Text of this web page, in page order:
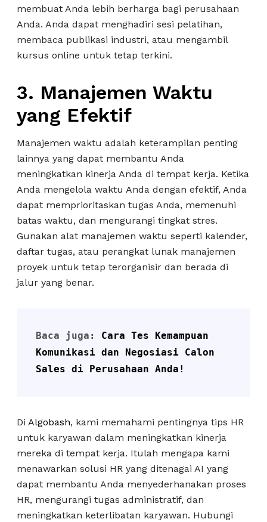
membuat Anda lebih berharga bagi perusahaan
Anda. Anda dapat menghadiri sesi pelatihan,
membaca publikasi industri, atau mengambil
kursus online untuk tetap terkini.
3. Manajemen Waktu
yang Efektif
Manajemen waktu adalah keterampilan penting
lainnya yang dapat membantu Anda
meningkatkan kinerja Anda di tempat kerja. Ketika
Anda mengelola waktu Anda dengan efektif, Anda
dapat memprioritaskan tugas Anda, memenuhi
batas waktu, dan mengurangi tingkat stres.
Gunakan alat manajemen waktu seperti kalender,
daftar tugas, atau perangkat lunak manajemen
proyek untuk tetap terorganisir dan berada di
jalur yang benar.
Baca juga: Cara Tes Kemampuan
Komunikasi dan Negosiasi Calon
Sales di Perusahaan Anda!
Di Algobash, kami memahami pentingnya tips HR
untuk karyawan dalam meningkatkan kinerja
mereka di tempat kerja. Itulah mengapa kami
menawarkan solusi HR yang ditenagai AI yang
dapat membantu Anda menyederhanakan proses
HR, mengurangi tugas administratif, dan
meningkatkan keterlibatan karyawan. Hubungi